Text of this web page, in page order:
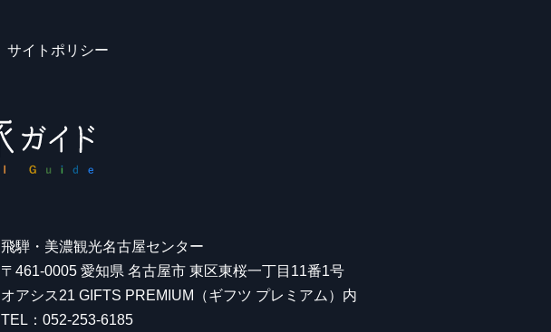
サイトポリシー
飛騨・美濃観光名古屋センター
〒461-0005 愛知県 名古屋市 東区東桜一丁目11番1号
オアシス21 GIFTS PREMIUM（ギフツ プレミアム）内
TEL：052-253-6185